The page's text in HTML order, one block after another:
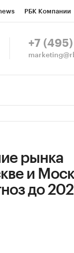
РБК Компании
СПб
+7
рынка
и
до